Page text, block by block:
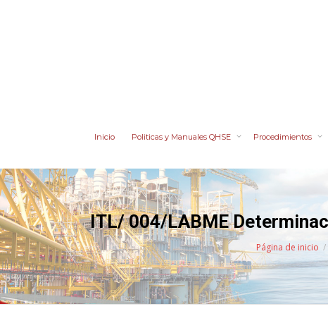
Inicio Politicas y Manuales QHSE Procedimientos
ITL/ 004/LABME
Página de inicio